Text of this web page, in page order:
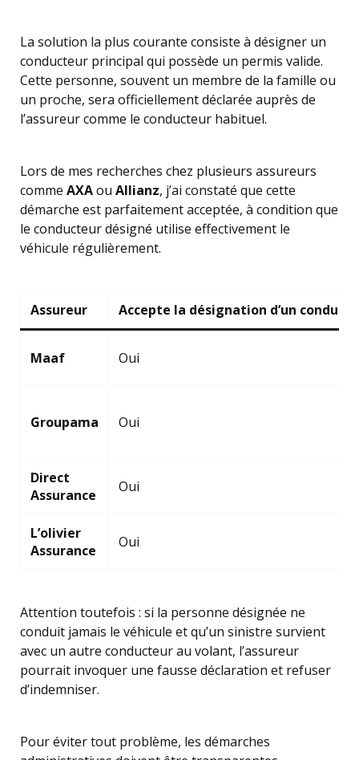
La solution la plus courante consiste à désigner un
conducteur principal qui possède un permis valide.
Cette personne, souvent un membre de la famille ou
un proche, sera officiellement déclarée auprès de
l’assureur comme le conducteur habituel.
Lors de mes recherches chez plusieurs assureurs
comme AXAou Allianz, j’ai constaté que cette
démarche est parfaitement acceptée, à condition que
le conducteur désigné utilise effectivement le
véhicule régulièrement.
Assureur Accepte la désignation d’un
Maaf Oui
Groupama Oui
Direct
Assurance
Oui
L’olivier
Assurance
Oui
Attention toutefois : si la personne désignée ne
conduit jamais le véhicule et qu’un sinistre survient
avec un autre conducteur au volant, l’assureur
pourrait invoquer une fausse déclaration et refuser
d’indemniser.
Pour éviter tout problème, les démarches